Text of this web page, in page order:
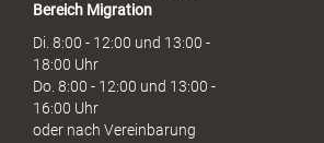
Bereich Migration
Di. 8:00 - 12:00 und 13:00 -
18:00 Uhr
Do. 8:00 - 12:00 und 13:00 -
16:00 Uhr
oder nach Vereinbarung